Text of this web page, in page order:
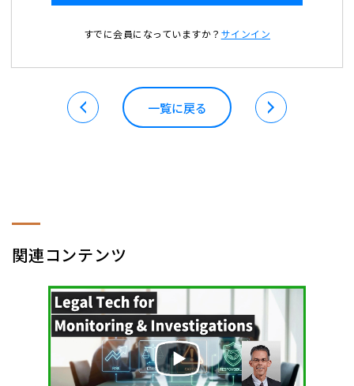
すでに会員になっていますか？ サインイン
一覧に戻る
関連コンテンツ